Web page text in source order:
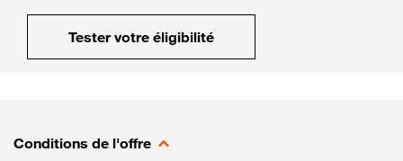
Tester votre éligibilité
Conditions de l'offre